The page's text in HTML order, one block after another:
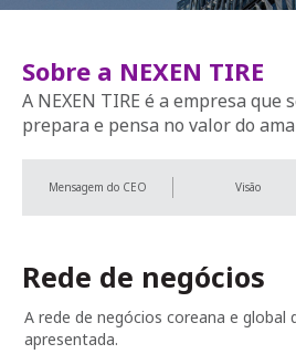
Sobre a NEXEN TIRE
A NEXEN TIRE é a empresa que
prepara e pensa no valor do
Previous
Mensagem do CEO Visão
Rede de negócios
A rede de negócios coreana e global
apresentada.